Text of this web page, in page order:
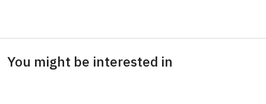
You might be interested in